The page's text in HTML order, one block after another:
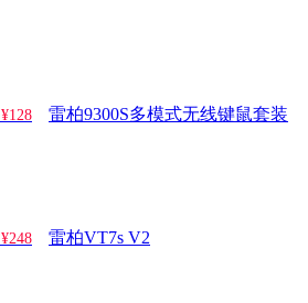
¥128 雷柏9300S多模式无线键鼠套装
¥248 雷柏VT7s V2